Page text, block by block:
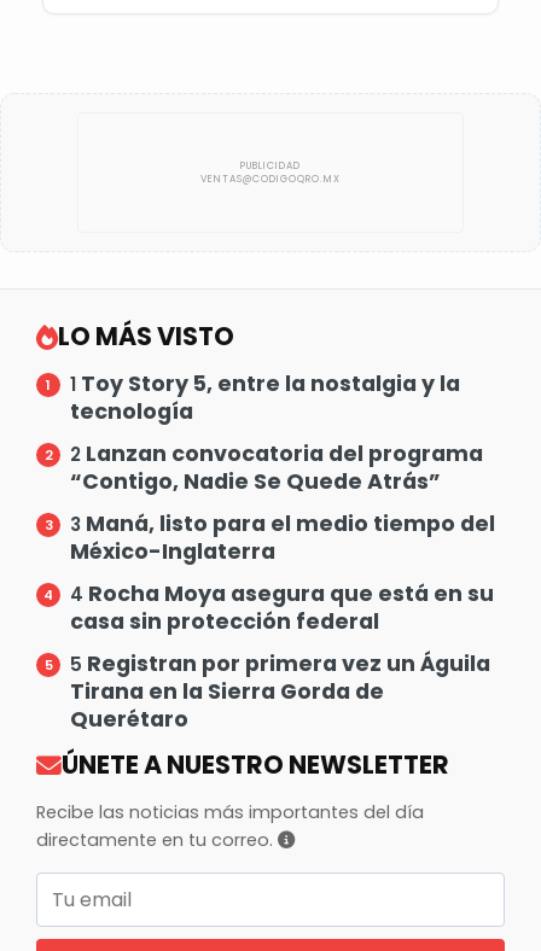
LO MÁS VISTO
1 Toy Story 5, entre la nostalgia y la
tecnología
2 Lanzan convocatoria del programa
“Contigo, Nadie Se Quede Atrás”
3 Maná, listo para el medio tiempo del
México-Inglaterra
4 Rocha Moya asegura que está en su
casa sin protección federal
5 Registran por primera vez un Águila
Tirana en la Sierra Gorda de
Querétaro
ÚNETE A NUESTRO NEWSLETTER
Recibe las noticias más importantes del día
directamente en tu correo.
Correo electrónico